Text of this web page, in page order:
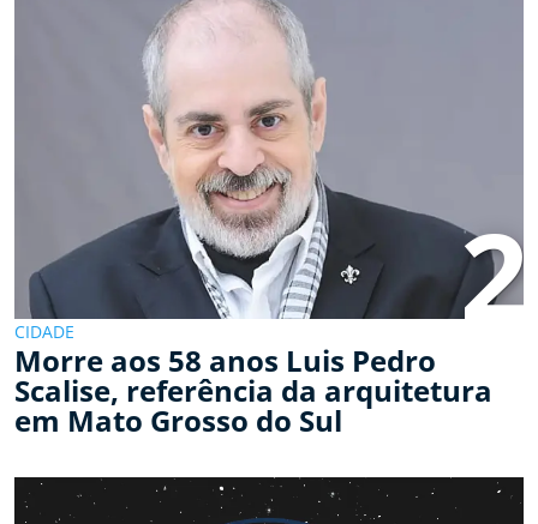
2
CIDADE
Morre aos 58 anos Luis Pedro
Scalise, referência da arquitetura
em Mato Grosso do Sul